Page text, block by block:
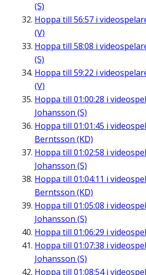
(S)
Hoppa till 56:57 i
(V)
Hoppa till 58:08 i
(S)
Hoppa till 59:22 i
(V)
Hoppa till 01:00:28 i
Johansson (S)
Hoppa till 01:01:45 i
Berntsson (KD)
Hoppa till 01:02:58 i
Johansson (S)
Hoppa till 01:04:11 i
Berntsson (KD)
Hoppa till 01:05:08 i
Johansson (S)
Hoppa till 01:06:29 i
Hoppa till 01:07:38 i
Johansson (S)
Hoppa till 01:08:54i